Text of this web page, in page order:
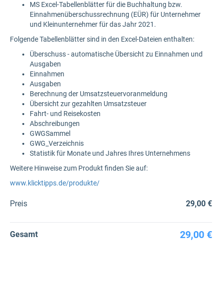
MS Excel-Tabellenblätter für die Buchhaltung bzw.
Einnahmenüberschussrechnung (EÜR) für Unternehmer
und Kleinunternehmer für das Jahr 2021.
Folgende Tabellenblätter sind in den Excel-Dateien enthalten:
Überschuss - automatische Übersicht zu Einnahmen und
Ausgaben
Einnahmen
Ausgaben
Berechnung der Umsatzsteuervoranmeldung
Übersicht zur gezahlten Umsatzsteuer
Fahrt- und Reisekosten
Abschreibungen
GWGSammel
GWG_Verzeichnis
Statistik für Monate und Jahres Ihres Unternehmens
Weitere Hinweise zum Produkt finden Sie auf:
www.klicktipps.de/produkte/
Preis 29,00 €
Gesamt 29,00 €